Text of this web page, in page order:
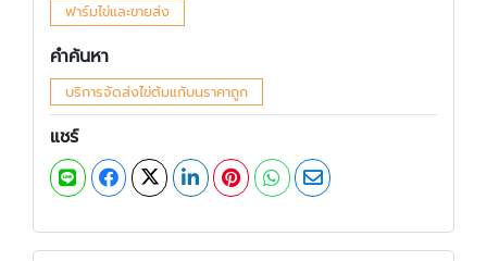
ฟาร์มไข่และขายส่ง
คำค้นหา
บริการจัดส่งไข่ต้มแก้บนราคาถูก
แชร์